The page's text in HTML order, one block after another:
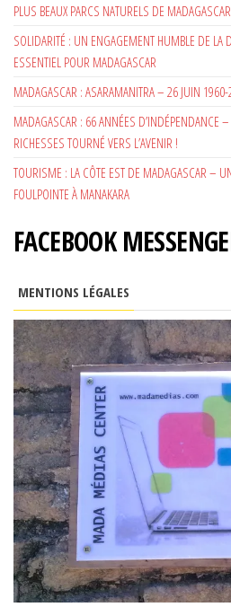
PLUS BEAUX PARCS NATURELS DE MADAGASCAR
SOLIDARITÉ : UN ENGAGEMENT HUMBLE DE LA
ESSENTIEL POUR MADAGASCAR
MADAGASCAR : ASARAMANITRA – 26 JUIN
MADAGASCAR : 66 ANNÉES D’INDÉPENDANCE
RICHESSES TOURNÉ VERS L’AVENIR !
TOURISME : LA CÔTE EST DE MADAGASCAR –
FOULPOINTE À MANAKARA
FACEBOOK
MENTIONS LÉGALES